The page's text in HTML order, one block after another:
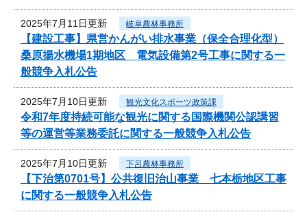
2025年7月11日更新 岐阜農林事務所
【建設工事】県営かんがい排水事業（保全合理化型）
桑原揚水機場1期地区 電気設備第2号工事に関する一
般競争入札公告
2025年7月10日更新 観光文化スポーツ政策課
令和7年度持続可能な観光に関する国際機関公認講習
等の運営等業務委託に関する一般競争入札公告
2025年7月10日更新 下呂農林事務所
【下治第0701号】公共復旧治山事業 七本栃地区工事
に関する一般競争入札公告